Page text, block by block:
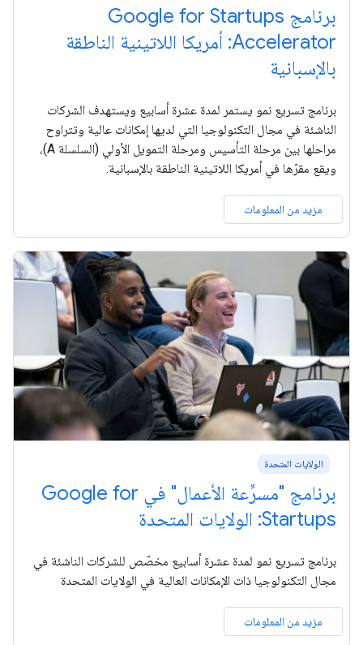
برنامج Google for Startups
Accelerator: أمريكا اللاتينية الناطقة
بالإسبانية
برنامج تسريع نمو يستمر لمدة عشرة أسابيع ويستهدف الشركات
الناشئة في مجال التكنولوجيا التي لديها إمكانات عالية وتتراوح
مراحلها بين مرحلة التأسيس ومرحلة التمويل الأولي (السلسلة A)،
ويقع مقرّها في أمريكا اللاتينية الناطقة بالإسبانية.
مزيد من المعلومات
الولايات المتحدة
برنامج "مسرِّعة الأعمال" في Google for
Startups: الولايات المتحدة
برنامج تسريع نمو لمدة عشرة أسابيع مخصّص للشركات الناشئة في
مجال التكنولوجيا ذات الإمكانات العالية في الولايات المتحدة
مزيد من المعلومات